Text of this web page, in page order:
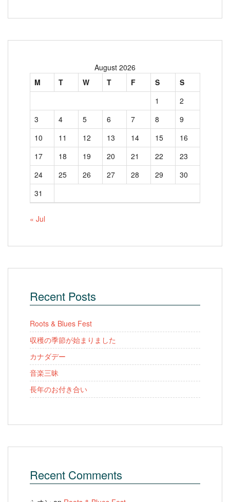
August 2026
M
T W T F S
S
1
2
3
4 5 6 7 8
9
10
11 12 13 14 15
16
17
18 19 20 21 22
23
24
25 26 27 28 29
30
31
« Jul
Recent Posts
Roots & Blues Fest
収穫の季節が始まりました
カナダデー
音楽三昧
長年のお付き合い
Recent Comments